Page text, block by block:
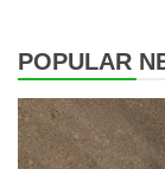
POPULAR